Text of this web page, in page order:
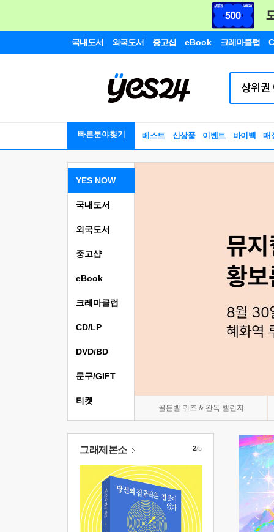
국내도서 외국도서 중고샵 eBook 크레마클럽
빠른분야찾기 베스트 신상품 이벤트 바이백 매
YES NOW
골든벨 퀴즈 & 완독 챌린지
국내도서
외국도서
중고샵
eBook
크레마클럽
CD/LP
DVD/BD
문구/GIFT
티켓
그래제본소 2/5